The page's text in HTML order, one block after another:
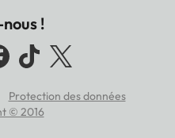
!
Protection des données
© 2016